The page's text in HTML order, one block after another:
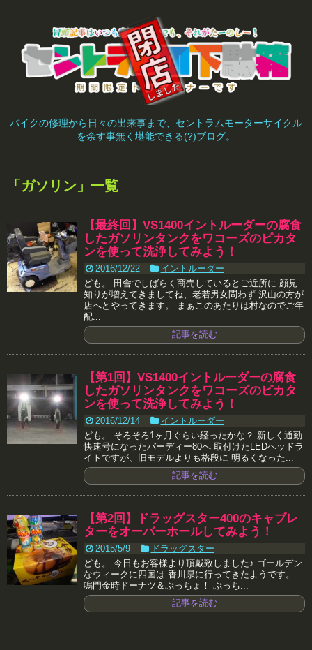
バイクの修理から日々の出来事まで、セントラムモーターサイクル
を余す事無く堪能できる(?)ブログ。
「 ガソリン 」 一覧
【最終回】VS1400イントルーダーの腐食
したガソリンタンクをワコーズのピカタ
ンを使って洗浄してみよう！
2016/12/22
イントルーダー
ども。 田舎でしばらく商売しているとご近所に 顔見
知りが増えてきましてね、老若男女問わず 沢山の方が
店へとやってきます。 まぁこのあたりは村なのでご年
配...
記事を読む
【第1回】VS1400イントルーダーの腐食
したガソリンタンクをワコーズのピカタ
ンを使って洗浄してみよう！
2016/12/14
イントルーダー
ども。 そろそろ1ヶ月ぐらい経ったかな？ 新しく通勤
快速号になったバーディー80へ 取付けたLEDヘッドラ
イトですが、旧モデルよりも格段に 明るくなった...
記事を読む
【第2回】ドラッグスター400のキャブレ
ターをオーバーホールしてみよう！
2015/5/9
ドラッグスター
ども。 今日もお客様より頂戴致しました♪ ゴールデン
なウィークに四国は 香川県に行ってきたようです。
鳴門金時ドーナツ＆ぷっちょ！ ぷっち...
記事を読む